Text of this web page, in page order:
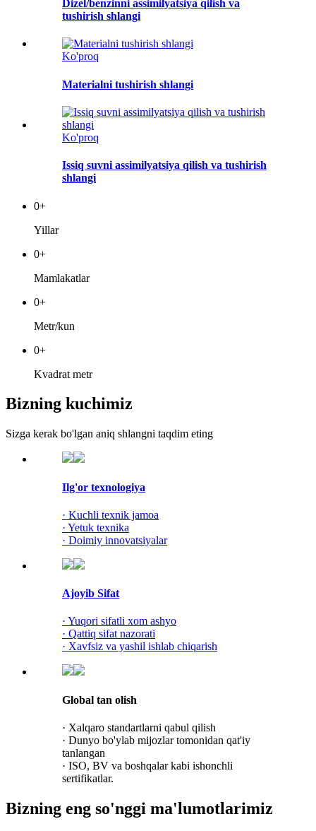
Dizel/benzinni assimilyatsiya qilish va
tushirish shlangi
Ko'proq
Materialni tushirish shlangi
Ko'proq
Issiq suvni assimilyatsiya qilish va tushirish
shlangi
0+
Yillar
0+
Mamlakatlar
0+
Metr/kun
0+
Kvadrat metr
Bizning kuchimiz
Sizga kerak bo'lgan aniq shlangni taqdim eting
Ilg'or texnologiya
· Kuchli texnik jamoa
· Yetuk texnika
· Doimiy innovatsiyalar
Ajoyib Sifat
· Yuqori sifatli xom ashyo
· Qattiq sifat nazorati
· Xavfsiz va yashil ishlab chiqarish
Global tan olish
· Xalqaro standartlarni qabul qilish
· Dunyo bo'ylab mijozlar tomonidan qat'iy
tanlangan
· ISO, BV va boshqalar kabi ishonchli
sertifikatlar.
Bizning eng so'nggi ma'lumotlarimiz